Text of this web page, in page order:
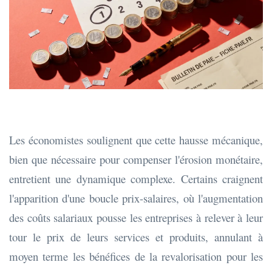
Les économistes soulignent que cette hausse mécanique,
bien que nécessaire pour compenser l'érosion monétaire,
entretient une dynamique complexe. Certains craignent
l'apparition d'une boucle prix-salaires, où l'augmentation
des coûts salariaux pousse les entreprises à relever à leur
tour le prix de leurs services et produits, annulant à
moyen terme les bénéfices de la revalorisation pour les